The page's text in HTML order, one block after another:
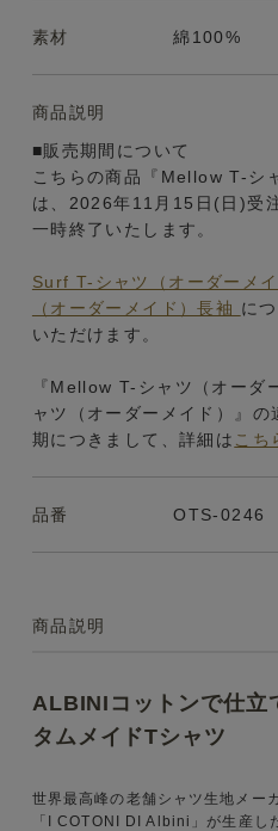
素材 綿100%
商品説明
■販売期間について
こちらの商品『Mellow T-シ
は、2026年11月15日(日)受
一時終了いたします。
Surf T-シャツ（オーダーメ
（オーダーメイド）長袖 に
いただけます。
『Mellow T-シャツ（オーダ
ャツ（オーダーメイド）』
期につきまして、詳細は こち
品番 OTS-0246
商品説明
ALBINIコットンで仕立
タムメイドTシャツ
世界最高峰の老舗シャツ生地メー
「I COTONI DI Albini」が生産し